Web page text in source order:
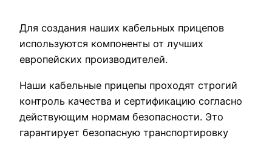
Для создания наших кабельных прицепов
используются компоненты от лучших
европейских производителей.
Наши кабельные прицепы проходят строгий
контроль качества и сертификацию согласно
действующим нормам безопасности. Это
гарантирует безопасную транспортировку